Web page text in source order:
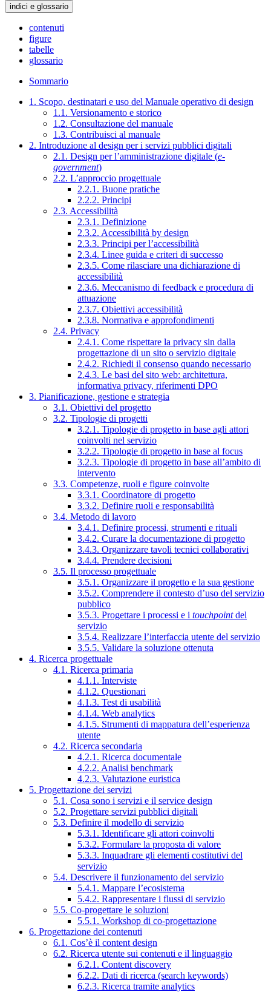
indici e glossario
contenuti
figure
tabelle
glossario
Sommario
1. Scopo, destinatari e uso del Manuale operativo di design
1.1. Versionamento e storico
1.2. Consultazione del manuale
1.3. Contribuisci al manuale
2. Introduzione al design per i servizi pubblici digitali
2.1. Design per l’amministrazione digitale (e-
government)
2.2. L’approccio progettuale
2.2.1. Buone pratiche
2.2.2. Principi
2.3. Accessibilità
2.3.1. Definizione
2.3.2. Accessibilità by design
2.3.3. Principi per l’accessibilità
2.3.4. Linee guida e criteri di successo
2.3.5. Come rilasciare una dichiarazione di
accessibilità
2.3.6. Meccanismo di feedback e procedura di
attuazione
2.3.7. Obiettivi accessibilità
2.3.8. Normativa e approfondimenti
2.4. Privacy
2.4.1. Come rispettare la privacy sin dalla
progettazione di un sito o servizio digitale
2.4.2. Richiedi il consenso quando necessario
2.4.3. Le basi del sito web: architettura,
informativa privacy, riferimenti DPO
3. Pianificazione, gestione e strategia
3.1. Obiettivi del progetto
3.2. Tipologie di progetti
3.2.1. Tipologie di progetto in base agli attori
coinvolti nel servizio
3.2.2. Tipologie di progetto in base al focus
3.2.3. Tipologie di progetto in base all’ambito di
intervento
3.3. Competenze, ruoli e figure coinvolte
3.3.1. Coordinatore di progetto
3.3.2. Definire ruoli e responsabilità
3.4. Metodo di lavoro
3.4.1. Definire processi, strumenti e rituali
3.4.2. Curare la documentazione di progetto
3.4.3. Organizzare tavoli tecnici collaborativi
3.4.4. Prendere decisioni
3.5. Il processo progettuale
3.5.1. Organizzare il progetto e la sua gestione
3.5.2. Comprendere il contesto d’uso del servizio
pubblico
3.5.3. Progettare i processi e i touchpointdel
servizio
3.5.4. Realizzare l’interfaccia utente del servizio
3.5.5. Validare la soluzione ottenuta
4. Ricerca progettuale
4.1. Ricerca primaria
4.1.1. Interviste
4.1.2. Questionari
4.1.3. Test di usabilità
4.1.4. Web analytics
4.1.5. Strumenti di mappatura dell’esperienza
utente
4.2. Ricerca secondaria
4.2.1. Ricerca documentale
4.2.2. Analisi benchmark
4.2.3. Valutazione euristica
5. Progettazione dei servizi
5.1. Cosa sono i servizi e il service design
5.2. Progettare servizi pubblici digitali
5.3. Definire il modello di servizio
5.3.1. Identificare gli attori coinvolti
5.3.2. Formulare la proposta di valore
5.3.3. Inquadrare gli elementi costitutivi del
servizio
5.4. Descrivere il funzionamento del servizio
5.4.1. Mappare l’ecosistema
5.4.2. Rappresentare i flussi di servizio
5.5. Co-progettare le soluzioni
5.5.1. Workshop di co-progettazione
6. Progettazione dei contenuti
6.1. Cos’è il content design
6.2. Ricerca utente sui contenuti e il linguaggio
6.2.1. Content discovery
6.2.2. Dati di ricerca (search keywords)
6.2.3. Ricerca tramite analytics